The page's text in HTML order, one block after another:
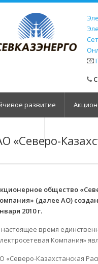
развитие
«Северо-
общество
(далее АО)
2010 г.
настоящее время
Компания»
«Северо-Казахстанская